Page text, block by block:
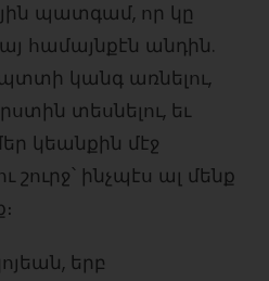
պատգամ, որ կը
համայնքէն անդին.
կանգ առնելու,
տեսնելու, եւ
կեանքին մէջ
ինչպէս ալ մենք
երբ